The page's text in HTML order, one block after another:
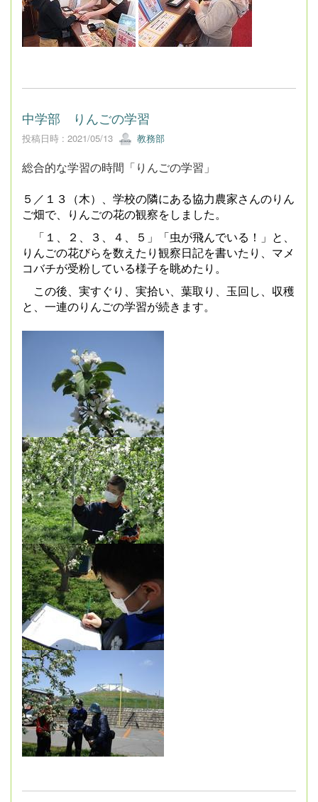
中学部 りんごの学習
投稿日時 : 2021/05/13 教務部
総合的な学習の時間「りんごの学習」
５／１３（木）、学校の隣にある協力農家さんのりん
ご畑で、りんごの花の観察をしました。
「１、２、３、４、５」「虫が飛んでいる！」と、
りんごの花びらを数えたり観察日記を書いたり、マメ
コバチが受粉している様子を眺めたり。
この後、実すぐり、実拾い、葉取り、玉回し、収穫
と、一連のりんごの学習が続きます。